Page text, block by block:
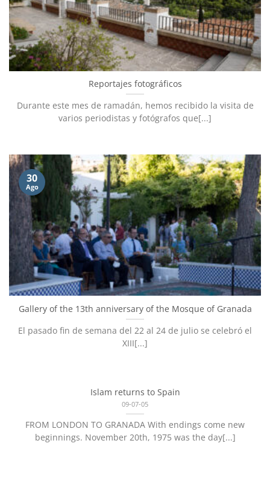
Reportajes fotográficos
Durante este mes de ramadán, hemos recibido la visita de
varios periodistas y fotógrafos que[...]
Gallery of the 13th anniversary of the Mosque of Granada
El pasado fin de semana del 22 al 24 de julio se celebró el
XIII[...]
30
Ago
Islam returns to Spain
09-07-05
FROM LONDON TO GRANADA With endings come new
beginnings. November 20th, 1975 was the day[...]